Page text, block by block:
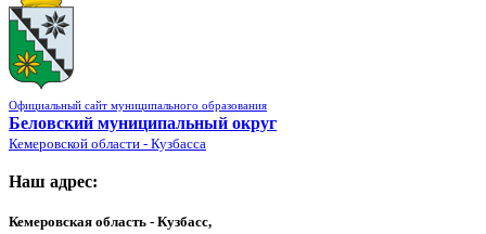
Официальный сайт муниципального образования
Беловский муниципальный округ
Кемеровской области - Кузбасса
Наш адрес:
Кемеровская область - Кузбасс,